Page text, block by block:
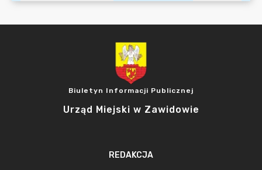
Biuletyn Informacji Publicznej
Urząd Miejski w Zawidowie
REDAKCJA